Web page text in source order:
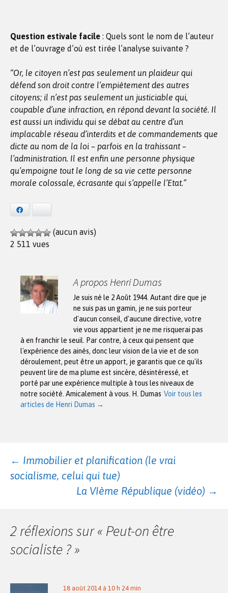
Question estivale facile : Quels sont le nom de l’auteur
et de l’ouvrage d’où est tirée l’analyse suivante ?
“Or, le citoyen n’est pas seulement un plaideur qui
défend son droit contre l’empiètement des autres
citoyens; il n’est pas seulement un justiciable qui,
coupable d’une infraction, en répond devant la société. Il
est aussi un individu qui se débat au centre d’un
implacable réseau d’interdits et de commandements que
dicte au nom de la loi – parfois en la trahissant –
l’administration. Il est enfin une personne physique
qu’empoigne tout le long de sa vie cette personne
morale colossale, écrasante qui s’appelle l’Etat.”
(aucun avis)
2 511 vues
A propos Henri Dumas
Je suis né le 2 Août 1944. Autant dire que je
ne suis pas un gamin, je ne suis porteur
d'aucun conseil, d'aucune directive, votre
vie vous appartient je ne me risquerai pas
à en franchir le seuil. Par contre, à ceux qui pensent que
l'expérience des ainés, donc leur vision de la vie et de son
déroulement, peut être un apport, je garantis que ce qu'ils
peuvent lire de ma plume est sincère, désintéressé, et
porté par une expérience multiple à tous les niveaux de
notre société. Amicalement à vous. H. Dumas Voir tous les
articles de Henri Dumas →
Navigation
articles
← Immobilier et planification (le vrai
socialisme, celui qui tue)
La VIème République (vidéo) →
2 réflexions sur « Peut-on être
socialiste ?»
18 août 2014 à 10 h 24 min